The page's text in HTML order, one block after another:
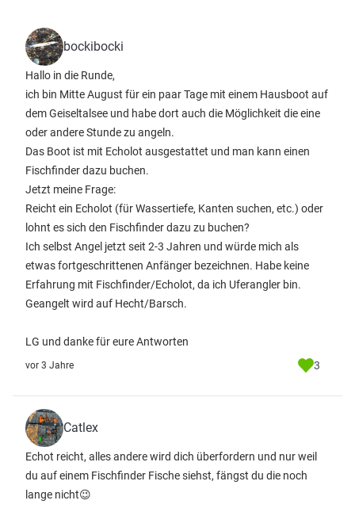
bockibocki
Hallo in die Runde,
ich bin Mitte August für ein paar Tage mit einem Hausboot auf
dem Geiseltalsee und habe dort auch die Möglichkeit die eine
oder andere Stunde zu angeln.
Das Boot ist mit Echolot ausgestattet und man kann einen
Fischfinder dazu buchen.
Jetzt meine Frage:
Reicht ein Echolot (für Wassertiefe, Kanten suchen, etc.) oder
lohnt es sich den Fischfinder dazu zu buchen?
Ich selbst Angel jetzt seit 2-3 Jahren und würde mich als
etwas fortgeschrittenen Anfänger bezeichnen. Habe keine
Erfahrung mit Fischfinder/Echolot, da ich Uferangler bin.
Geangelt wird auf Hecht/Barsch.
LG und danke für eure Antworten
vor 3 Jahre 3
Catlex
Echot reicht, alles andere wird dich überfordern und nur weil
du auf einem Fischfinder Fische siehst, fängst du die noch
lange nicht😉